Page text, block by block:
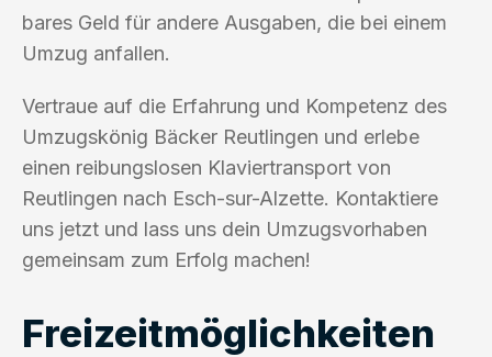
bares Geld für andere Ausgaben, die bei einem
Umzug anfallen.
Vertraue auf die Erfahrung und Kompetenz des
Umzugskönig Bäcker Reutlingen und erlebe
einen reibungslosen Klaviertransport von
Reutlingen nach Esch-sur-Alzette. Kontaktiere
uns jetzt und lass uns dein Umzugsvorhaben
gemeinsam zum Erfolg machen!
Freizeitmöglichkeiten